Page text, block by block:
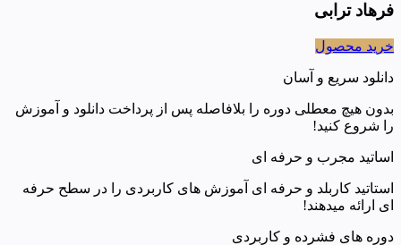
فرهاد ترابی
خرید محصول
دانلود سریع و آسان
بدون هیچ معطلی دوره را بلافاصله پس از پرداخت دانلود و آموزش
را شروع کنید!
اساتید مجرب و حرفه ای
استاتید کاربلد و حرفه ای آموزش های کاربردی را در سطح حرفه
ای ارائه میدهند!
دوره های فشرده و کاربردی